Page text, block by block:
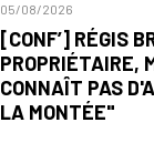
05/08/2026
[CONF’] RÉGIS
PROPRIÉTAIRE,
CONNAÎT PAS
LA MONTÉE"